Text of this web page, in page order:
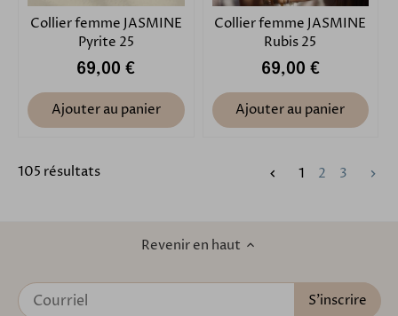
Collier femme JASMINE
Pyrite 25
69,00 €
Ajouter au panier
Collier femme JASMINE
Rubis 25
69,00 €
Ajouter au panier
105 résultats 1 2 3
Revenir en haut